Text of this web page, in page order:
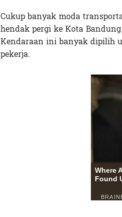
Cukup banyak moda
hendak pergi ke Kota
Kendaraan ini banyak dipilih
pekerja.